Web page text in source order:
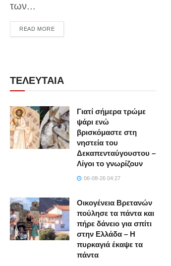
των...
READ MOREDETAILS
ΤΕΛΕΥΤΑΙΑ
Γιατί σήμερα τρώμε
ψάρι ενώ
βρισκόμαστε στη
νηστεία του
Δεκαπενταύγουστου –
Λίγοι το γνωρίζουν
06-08-26 04:27
Οικογένεια Βρετανών
πούλησε τα πάντα και
πήρε δάνειο για σπίτι
στην Ελλάδα – Η
πυρκαγιά έκαψε τα
πάντα